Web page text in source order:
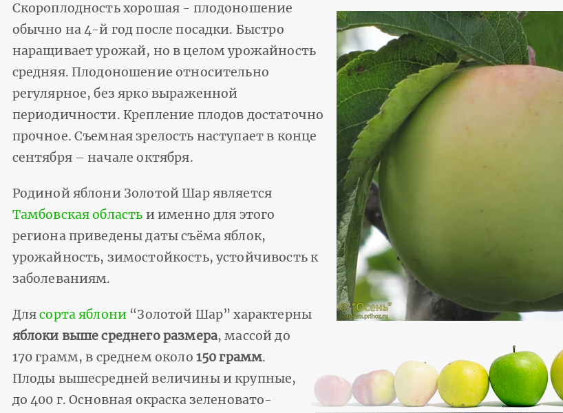
Скороплодность хорошая - плодоношение
обычно на 4-й год после посадки. Быстро
наращивает урожай, но в целом урожайность
средняя. Плодоношение относительно
регулярное, без ярко выраженной
периодичности. Крепление плодов достаточно
прочное. Съемная зрелость наступает в конце
сентября – начале октября.
Родиной яблони Золотой Шар является
Тамбовская область и именно для этого
региона приведены даты съёма яблок,
урожайность, зимостойкость, устойчивость к
заболеваниям.
Длясорта яблони “Золотой Шар” характерны
яблоки выше среднего размера, массой до
170 грамм, в среднем около 150 грамм.
Плоды вышесредней величины и крупные,
до 400 г. Основная окраска зеленовато-